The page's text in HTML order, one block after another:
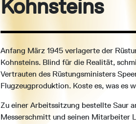
Kohnsteins
Anfang März 1945 verlagerte der
Kohnsteins. Blind für die Realität,
Vertrauten des Rüstungsministers
Flugzeugproduktion. Koste es, was es
Zu einer Arbeitssitzung bestellte Saur
Messerschmitt und seinen Mitarbeiter